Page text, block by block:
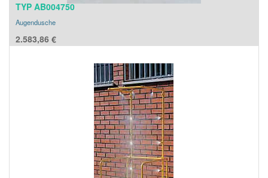
TYP AB004750
Augendusche
2.583,86 €